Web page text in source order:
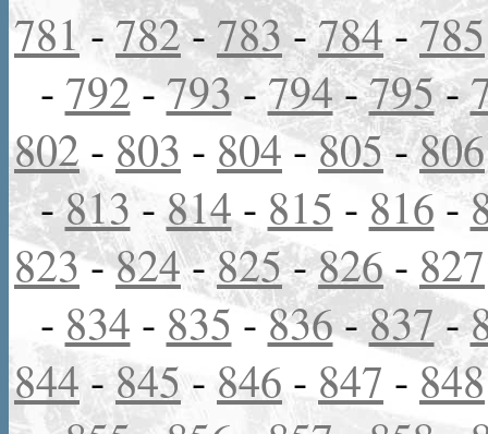
781- 782-783-784-785
- 792-793-794-795-
802 - 803 - 804-805-806
-813-814- 815 - 816 -
823-824-825-826- 827
- 834 - 835-836-837-
844- 845- 846 - 847 - 848